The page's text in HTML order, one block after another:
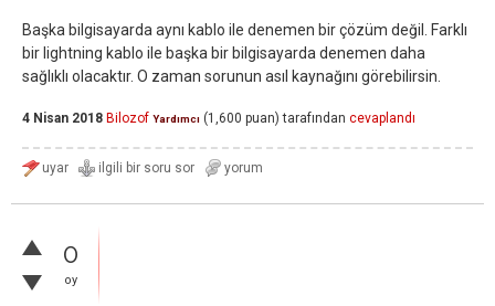
Başka bilgisayarda aynı kablo ile denemen bir çözüm değil. Farklı
bir lightning kablo ile başka bir bilgisayarda denemen daha
sağlıklı olacaktır. O zaman sorunun asıl kaynağını görebilirsin.
4 Nisan 2018 Bilozof Yardımcı (1,600 puan) tarafından cevaplandı
0
oy